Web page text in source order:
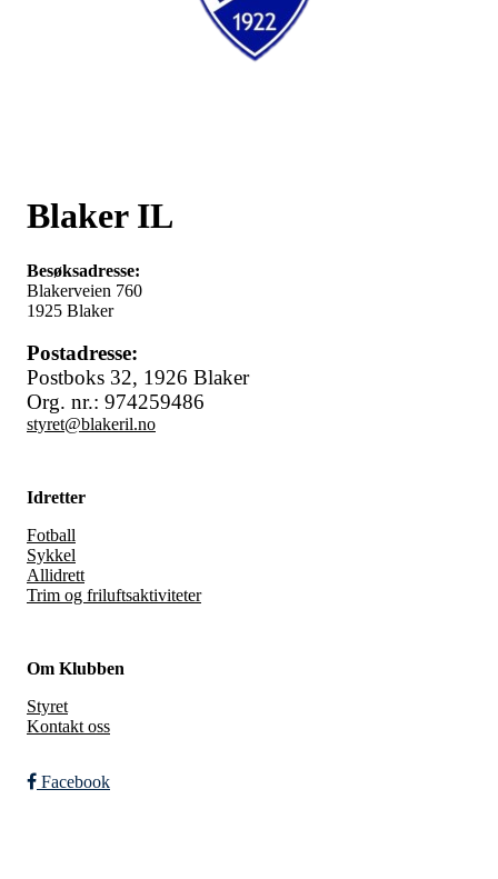
Blaker IL
Besøksadresse:
Blakerveien 760
1925 Blaker
Postadresse:
Postboks 32, 1926 Blaker
Org. nr.: 974259486
styret@blakeril.no
Idretter
Fotball
Sykkel
Allidrett
Trim og friluftsaktiviteter
Om Klubben
Styret
Kontakt oss
Facebook